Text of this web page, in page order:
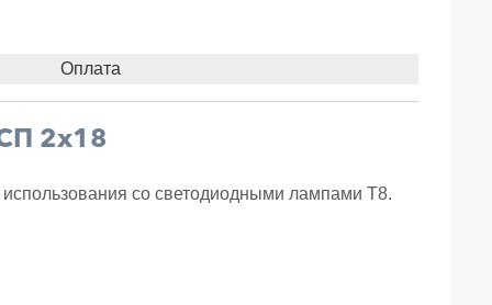
Оплата
2х18
со светодиодными лампами Т8.